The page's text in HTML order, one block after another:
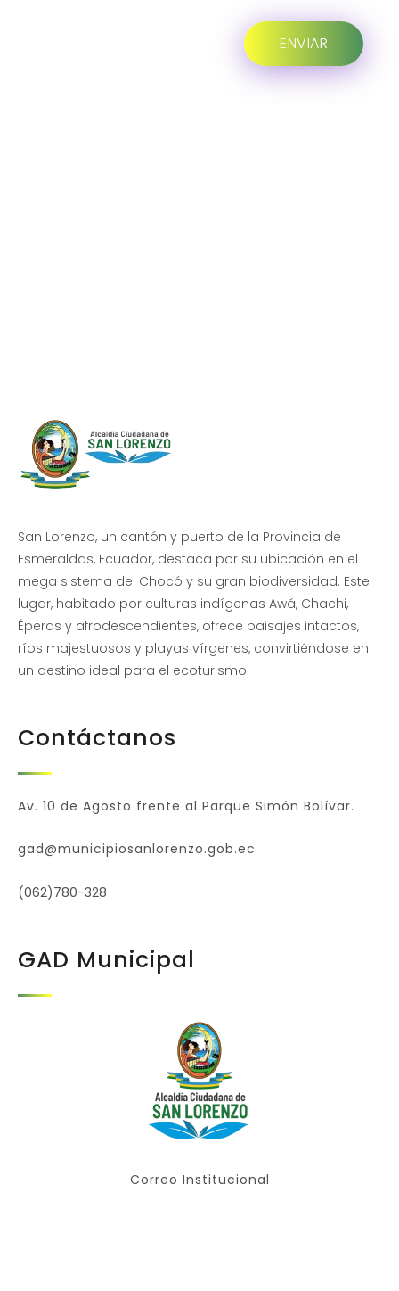
San Lorenzo, un cantón y puerto de la Provincia de
Esmeraldas, Ecuador, destaca por su ubicación en el
mega sistema del Chocó y su gran biodiversidad. Este
lugar, habitado por culturas indígenas Awá, Chachi,
Éperas y afrodescendientes, ofrece paisajes intactos,
ríos majestuosos y playas vírgenes, convirtiéndose en
un destino ideal para el ecoturismo.
Contáctanos
Av. 10 de Agosto frente al Parque Simón Bolívar.
gad@municipiosanlorenzo.gob.ec
(062)780-328
GAD Municipal
Correo Institucional